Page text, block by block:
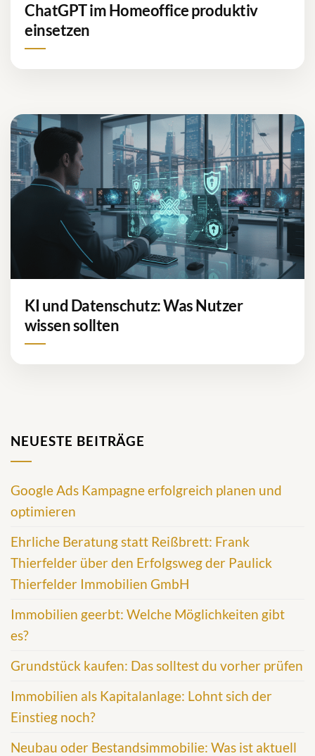
ChatGPT im Homeoffice produktiv
einsetzen
KI und Datenschutz: Was Nutzer
wissen sollten
NEUESTE BEITRÄGE
Google Ads Kampagne erfolgreich planen und
optimieren
Ehrliche Beratung statt Reißbrett: Frank
Thierfelder über den Erfolgsweg der Paulick
Thierfelder Immobilien GmbH
Immobilien geerbt: Welche Möglichkeiten gibt
es?
Grundstück kaufen: Das solltest du vorher prüfen
Immobilien als Kapitalanlage: Lohnt sich der
Einstieg noch?
Neubau oder Bestandsimmobilie: Was ist aktuell